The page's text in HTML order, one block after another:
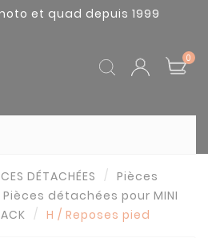
et quad depuis 1999
0
DÉTACHÉES
Pièces
Pièces détachées pour MINI
H / Reposes pied
cookies